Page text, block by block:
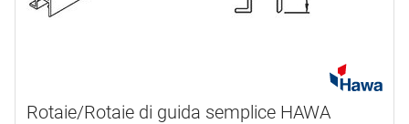
Rotaie/Rotaie di guida semplice HAWA